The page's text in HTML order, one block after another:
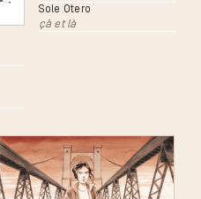
Sole Otero
çà et là